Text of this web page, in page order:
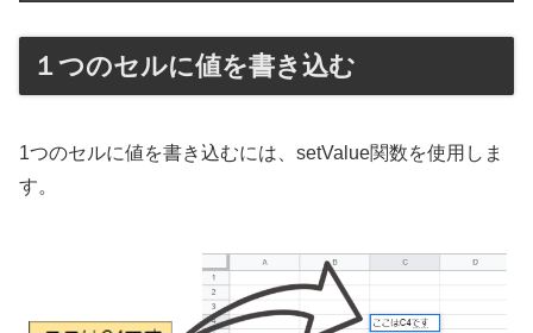
１つのセルに値を書き込む
1つのセルに値を書き込むには、setValue関数を使用しま
す。